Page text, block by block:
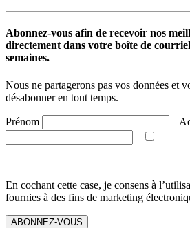
Abonnez-vous afin de recevoir nos
directement dans votre boîte de
semaines.
Nous ne partagerons pas vos données et
désabonner en tout temps.
Prénom
En cochant cette case, je consens à
fournies à des fins de marketing
ABONNEZ-VOUS